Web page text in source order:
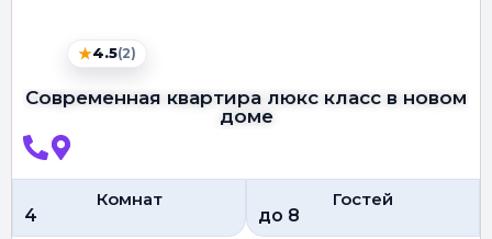
★4.5(2)
Современная квартира люкс класс в новом
доме
Комнат
4
Гостей
до 8